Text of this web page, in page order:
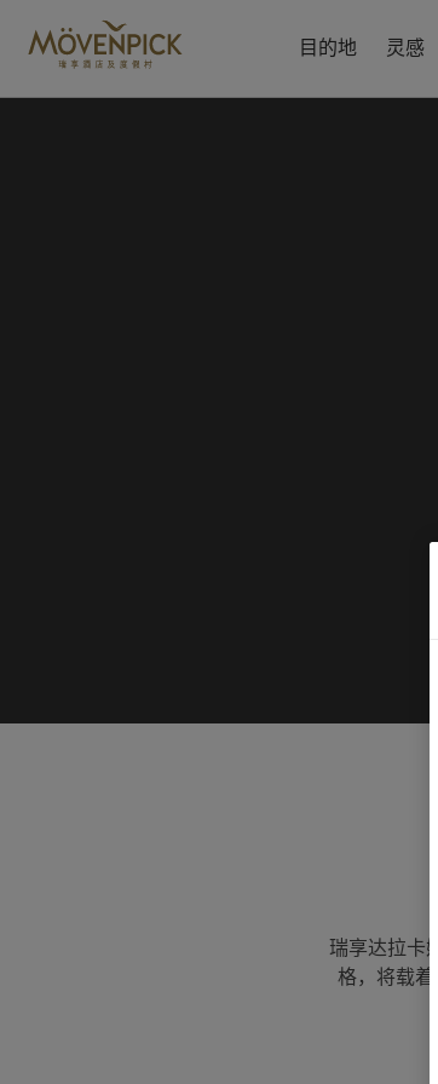
要
目的地 灵感
瑞享达拉卡
格，将载